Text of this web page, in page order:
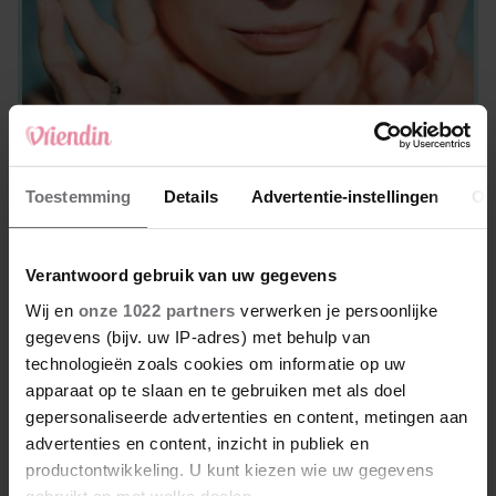
Toestemming Details Advertentie-instellingen
Verantwoord gebruik van uw gegevens
Wij en onze 1022 partners verwerken je persoonlijke
gegevens (bijv. uw IP-adres) met behulp van
technologieën zoals cookies om informatie op uw
apparaat op te slaan en te gebruiken met als doel
gepersonaliseerde advertenties en content, metingen aan
advertenties en content, inzicht in publiek en
productontwikkeling. U kunt kiezen wie uw gegevens
Vergeet deze stap niet: 4x fijne
zonnebrandcrèmes voor je gezicht